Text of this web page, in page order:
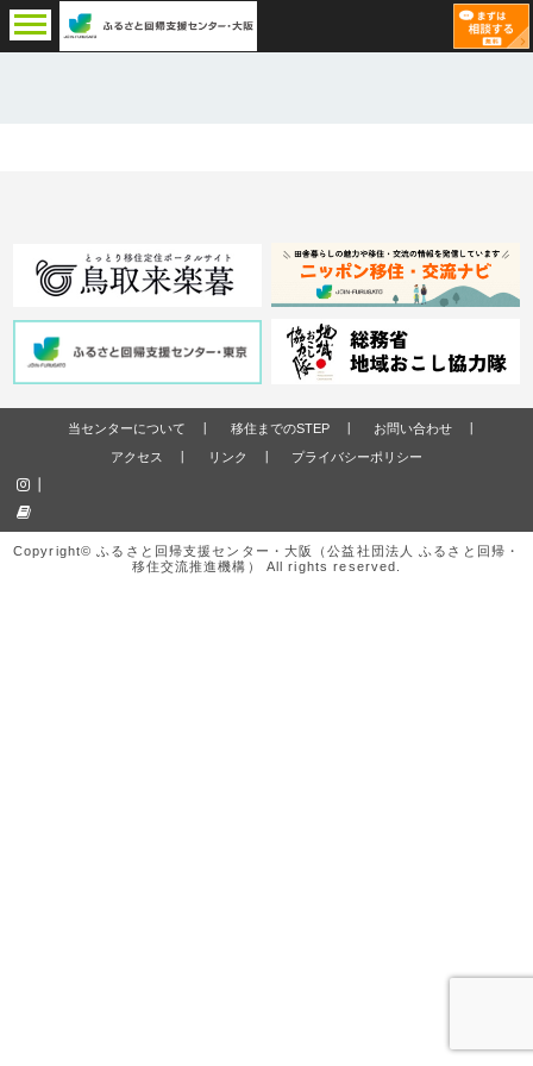
当センターについて 移住までのSTEP
お問い合わせ
アクセス
リンク プライバシーポリシー
Copyright© ふるさと回帰支援センター・大阪（公益社団法人 ふるさと回帰・
移住交流推進機構） All rights reserved.